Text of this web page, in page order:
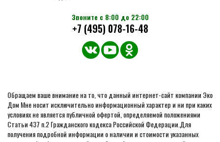
Звоните с 8:00 до 22:00
+7 (495) 078-16-48
Обращаем ваше внимание на то, что данный интернет-сайт компании Эко
Дом Мне носит исключительно информационный характер и ни при каких
условиях не является публичной офертой, определяемой положениями
Статьи 437 п.2 Гражданского кодекса Российской Федерации.Для
получения подробной информации о наличии и стоимости указанных